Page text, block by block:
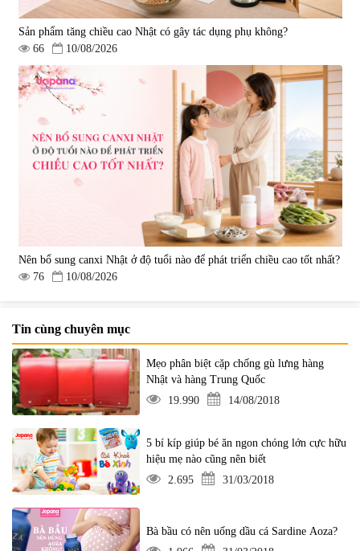
Sản phẩm tăng chiều cao Nhật có gây tác dụng phụ không?
66
10/08/2026
Nên bổ sung canxi Nhật ở độ tuổi nào để phát triển chiều cao tốt nhất?
76
10/08/2026
Tin cùng chuyên mục
Mẹo phân biệt cặp chống gù lưng hàng
Nhật và hàng Trung Quốc
19.990
14/08/2018
5 bí kíp giúp bé ăn ngon chóng lớn cực hữu
hiệu mẹ nào cũng nên biết
2.695
31/03/2018
Bà bầu có nên uống dầu cá Sardine Aoza?